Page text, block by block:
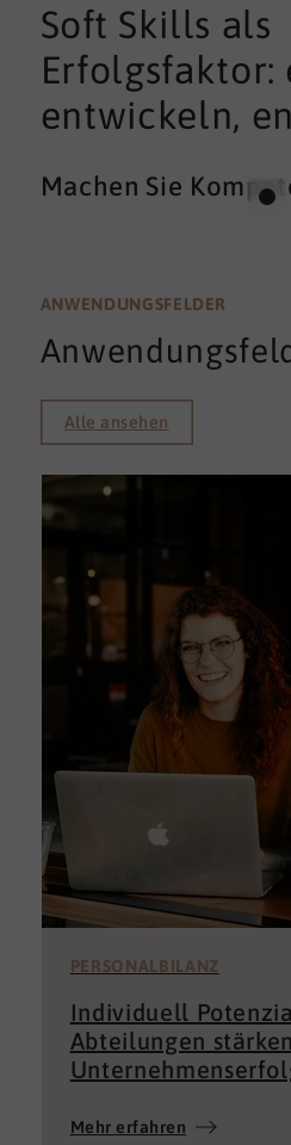
Soft Skills als
Erfolgsfaktor:
entwickeln,
Machen Sie
ANWENDUNGSFELDER
Alle ansehen
PERSONALBILANZ
Individuell
Abteilungen
Mehr erfahren